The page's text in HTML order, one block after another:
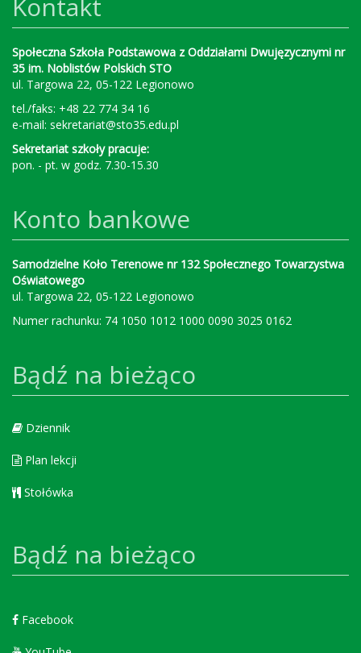
Społeczna Szkoła Podstawowa z Oddziałami Dwujęzycznymi nr
35 im. Noblistów Polskich STO
ul. Targowa 22, 05-122 Legionowo
tel./faks: +48 22 774 34 16
e-mail: sekretariat@sto35.edu.pl
Sekretariat szkoły pracuje:
pon. - pt. w godz. 7.30-15.30
Konto bankowe
Samodzielne Koło Terenowe nr 132 Społecznego Towarzystwa
Oświatowego
ul. Targowa 22, 05-122 Legionowo
Numer rachunku: 74 1050 1012 1000 0090 3025 0162
Bądź na bieżąco
Dziennik
Plan lekcji
Stołówka
Bądź na bieżąco
Facebook